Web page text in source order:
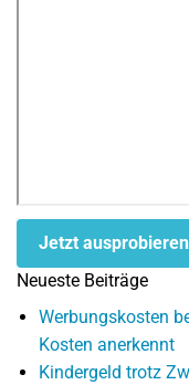
Jetzt ausprobieren
Neueste Beiträge
Werbungskosten
Kosten anerkennt
Kindergeld trotz